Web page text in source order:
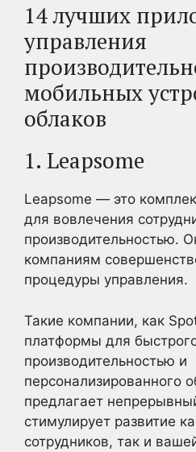
14 лучших
управления
мобильных
облаков
1. Leapsome
Leapsome — это
для вовлечения
производительностью.
компаниям
процедуры управления.
Такие компании, как
платформы для
производительностью и
персонализированного
предлагает
стимулирует развитие
сотрудников, так и